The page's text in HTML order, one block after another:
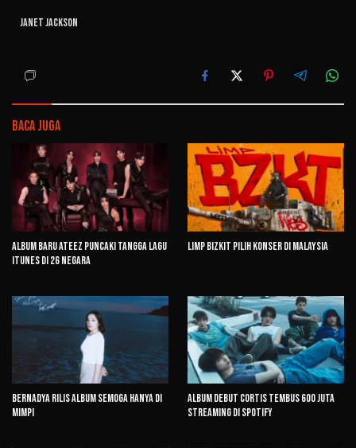
Janet Jackson
Baca Juga
Album Baru ATEEZ Puncaki Tangga Lagu
iTunes di 26 Negara
Limp Bizkit Pilih Konser di Malaysia
Bernadya Rilis Album Semoga Hanya di
Mimpi
Album Debut CORTIS Tembus 600 Juta
Streaming di Spotify